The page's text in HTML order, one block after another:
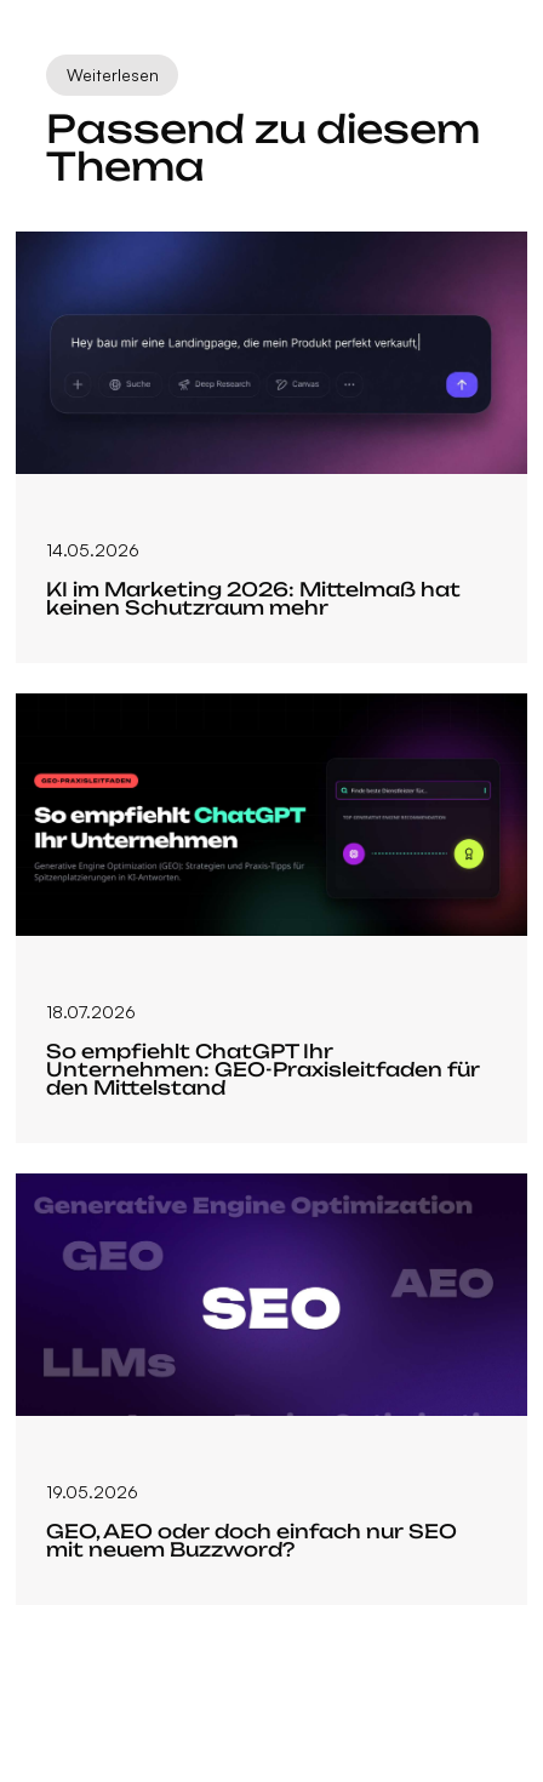
Weiterlesen
Passend zu diesem
Thema
14.05.2026
KI im Marketing 2026: Mittelmaß hat
keinen Schutzraum mehr
18.07.2026
So empfiehlt ChatGPT Ihr
Unternehmen: GEO-Praxisleitfaden für
den Mittelstand
19.05.2026
GEO, AEO oder doch einfach nur SEO
mit neuem Buzzword?